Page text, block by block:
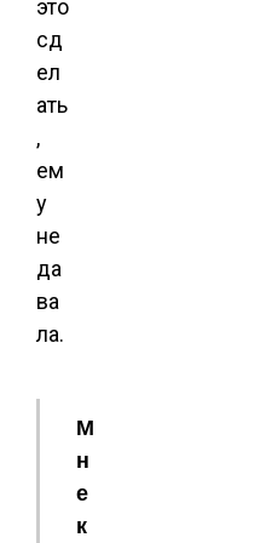
это
сд
ел
ать
,
ем
у
не
да
ва
ла.
М
н
е
к